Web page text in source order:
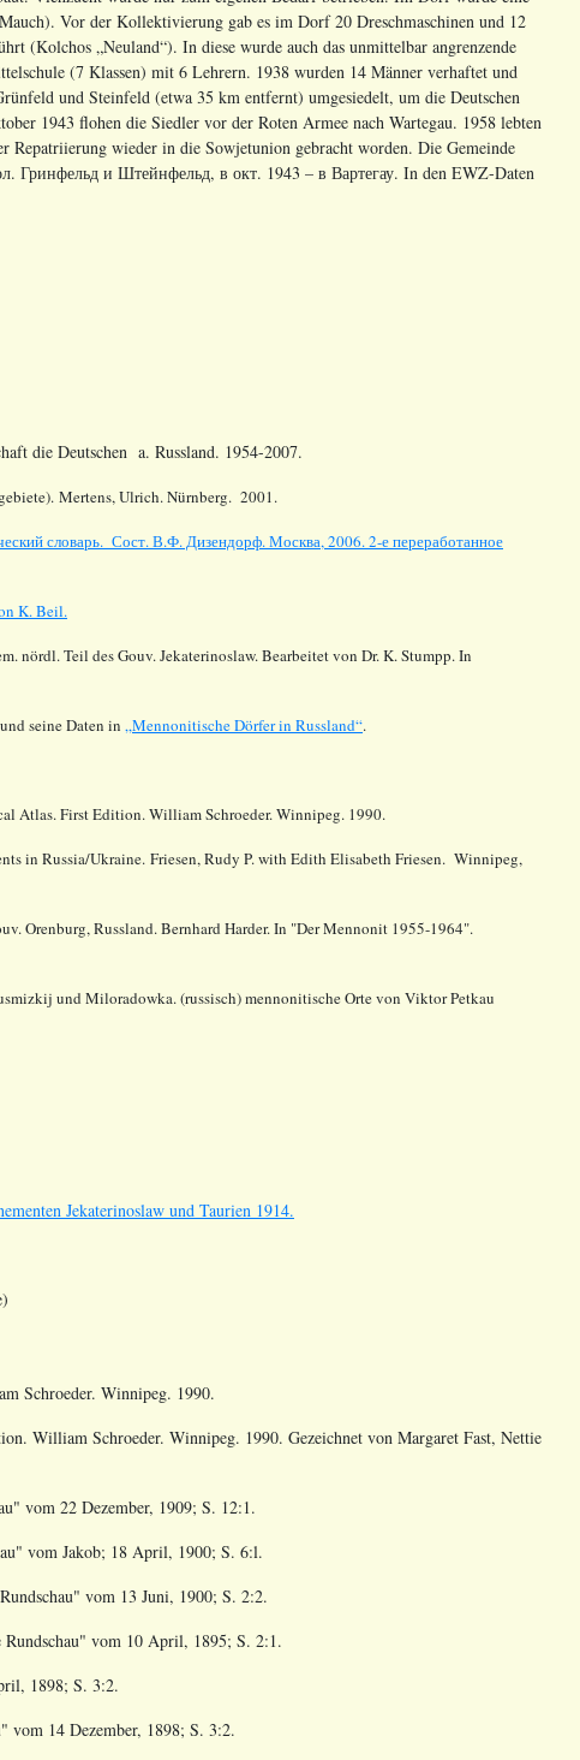
Vor der Kollektivierung gab es im Dorf 20 Dreschmaschinen und 12
(Kolchos „Neuland“). In diese wurde auch das unmittelbar angrenzende
(7 Klassen) mit 6 Lehrern. 1938 wurden 14 Männer verhaftet und
und Steinfeld (etwa 35 km entfernt) umgesiedelt, um die Deutschen
1943 flohen die Siedler vor der Roten Armee nach Wartegau. 1958 lebten
wieder in die Sowjetunion gebracht worden. Die Gemeinde
. Гринфельд и Штейнфельд, в окт. 1943 – в Вартегау. In den EWZ-Daten
die Deutschen a. Russland. 1954-2007.
Mertens, Ulrich. Nürnberg. 2001.
словарь. Сост. В.Ф. Дизендорф. Москва, 2006. 2-е переработанное
K. Beil.
nördl. Teil des Gouv. Jekaterinoslaw. Bearbeitet von Dr. K. Stumpp. In
und seine Daten in „Mennonitische Dörfer in Russland“.
Atlas. First Edition. William Schroeder. Winnipeg. 1990.
in Russia/Ukraine. Friesen, Rudy P. with Edith Elisabeth Friesen. Winnipeg,
Orenburg, Russland. Bernhard Harder. In "Der Mennonit 1955-1964".
und Miloradowka. (russisch) mennonitische Orte von Viktor Petkau
Jekaterinoslaw und Taurien 1914.
Schroeder. Winnipeg. 1990.
William Schroeder. Winnipeg. 1990. Gezeichnet von Margaret Fast, Nettie
vom 22 Dezember, 1909; S. 12:1.
vom Jakob; 18 April, 1900; S. 6:l.
vom 13 Juni, 1900; S. 2:2.
vom 10 April, 1895; S. 2:1.
1898; S. 3:2.
vom 14 Dezember, 1898; S. 3:2.